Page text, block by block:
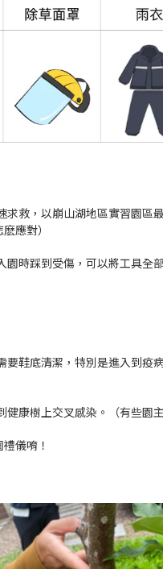
救，以崩山湖地區實習園
應對）
園時踩到受傷，可以將工具全
鞋底清潔，特別是進入到疫
康樹上交叉感染。（有些園主
儀唷！